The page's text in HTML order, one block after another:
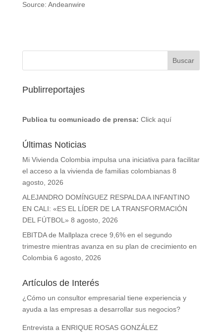
Source: Andeanwire
Publirreportajes
Publica tu comunicado de prensa: Click aquí
Últimas Noticias
Mi Vivienda Colombia impulsa una iniciativa para facilitar
el acceso a la vivienda de familias colombianas 8
agosto, 2026
ALEJANDRO DOMÍNGUEZ RESPALDA A INFANTINO
EN CALI: «ES EL LÍDER DE LA TRANSFORMACIÓN
DEL FÚTBOL» 8 agosto, 2026
EBITDA de Mallplaza crece 9,6% en el segundo
trimestre mientras avanza en su plan de crecimiento en
Colombia 6 agosto, 2026
Artículos de Interés
¿Cómo un consultor empresarial tiene experiencia y
ayuda a las empresas a desarrollar sus negocios?
Entrevista a ENRIQUE ROSAS GONZÁLEZ